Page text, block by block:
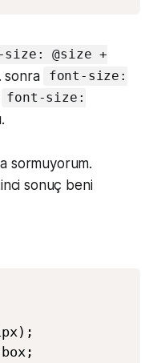
@size +
sonra
font-size:
font-size:
sormuyorum.
sonuç beni